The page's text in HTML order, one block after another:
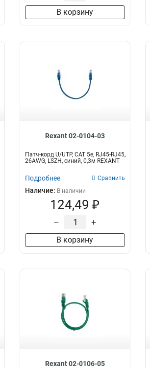
В корзину
Rexant 02-0104-03
Патч-корд U/UTP, CAT 5e, RJ45-RJ45,
26AWG, LSZH, синий, 0,3м REXANT
Подробнее Сравнить
Наличие: В наличии
124,49 ₽
– +
В корзину
Rexant 02-0106-05